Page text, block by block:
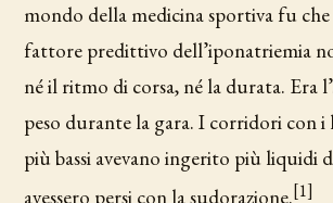
mondo della medicina sportiva fu
fattore predittivo dell’iponatriemia
né il ritmo di corsa, né la durata. Era l’
peso durante la gara. I corridori con i
più bassi avevano ingerito più liquidi
[1]